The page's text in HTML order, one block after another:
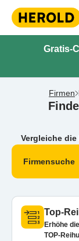
Gratis-
Firmen
Vergleiche
Firmensuche
Top-
Erhöhe
TOP-